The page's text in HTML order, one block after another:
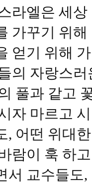
라엘은 세
가꾸기 위
얻기 위해
의 자랑스
풀과 같고
자 마르고
, 어떤 위대
람이 훅 하
서 교수들도